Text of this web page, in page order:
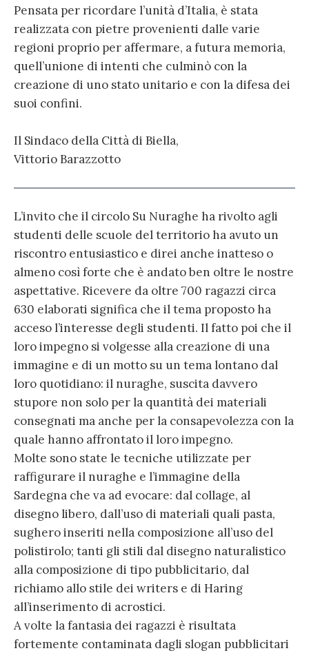
Pensata per ricordare l’unità d’Italia, è stata
realizzata con pietre provenienti dalle varie
regioni proprio per affermare, a futura memoria,
quell’unione di intenti che culminò con la
creazione di uno stato unitario e con la difesa dei
suoi confini.
Il Sindaco della Città di Biella,
Vittorio Barazzotto
L’invito che il circolo Su Nuraghe ha rivolto agli
studenti delle scuole del territorio ha avuto un
riscontro entusiastico e direi anche inatteso o
almeno così forte che è andato ben oltre le nostre
aspettative. Ricevere da oltre 700 ragazzi circa
630 elaborati significa che il tema proposto ha
acceso l’interesse degli studenti. Il fatto poi che il
loro impegno si volgesse alla creazione di una
immagine e di un motto su un tema lontano dal
loro quotidiano: il nuraghe, suscita davvero
stupore non solo per la quantità dei materiali
consegnati ma anche per la consapevolezza con la
quale hanno affrontato il loro impegno.
Molte sono state le tecniche utilizzate per
raffigurare il nuraghe e l’immagine della
Sardegna che va ad evocare: dal collage, al
disegno libero, dall’uso di materiali quali pasta,
sughero inseriti nella composizione all’uso del
polistirolo; tanti gli stili dal disegno naturalistico
alla composizione di tipo pubblicitario, dal
richiamo allo stile dei writers e di Haring
all’inserimento di acrostici.
A volte la fantasia dei ragazzi è risultata
fortemente contaminata dagli slogan pubblicitari